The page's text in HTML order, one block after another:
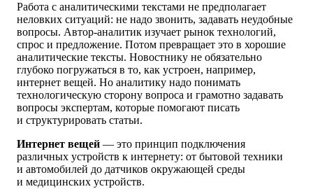
Работа с аналитическими текстами не предполагает
неловких ситуаций: не надо звонить, задавать неудобные
вопросы. Автор-аналитик изучает рынок технологий,
спрос и предложение. Потом превращает это в хорошие
аналитические тексты. Новостнику не обязательно
глубоко погружаться в то, как устроен, например,
интернет вещей. Но аналитику надо понимать
технологическую сторону вопроса и грамотно задавать
вопросы экспертам, которые помогают писать
и структурировать статьи.
Интернет вещей — это принцип подключения
различных устройств к интернету: от бытовой техники
и автомобилей до датчиков окружающей среды
и медицинских устройств.